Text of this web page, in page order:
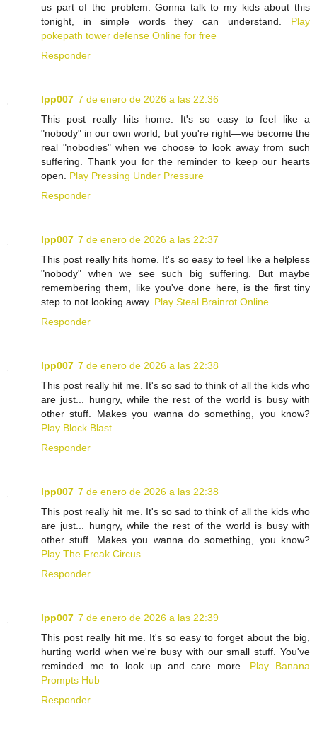
us part of the problem. Gonna talk to my kids about this
tonight, in simple words they can understand. Play
pokepath tower defense Online for free
Responder
lpp007 7 de enero de 2026 a las 22:36
This post really hits home. It's so easy to feel like a
"nobody" in our own world, but you're right—we become the
real "nobodies" when we choose to look away from such
suffering. Thank you for the reminder to keep our hearts
open. Play Pressing Under Pressure
Responder
lpp007 7 de enero de 2026 a las 22:37
This post really hits home. It's so easy to feel like a helpless
"nobody" when we see such big suffering. But maybe
remembering them, like you've done here, is the first tiny
step to not looking away. Play Steal Brainrot Online
Responder
lpp007 7 de enero de 2026 a las 22:38
This post really hit me. It's so sad to think of all the kids who
are just... hungry, while the rest of the world is busy with
other stuff. Makes you wanna do something, you know?
Play Block Blast
Responder
lpp007 7 de enero de 2026 a las 22:38
This post really hit me. It's so sad to think of all the kids who
are just... hungry, while the rest of the world is busy with
other stuff. Makes you wanna do something, you know?
Play The Freak Circus
Responder
lpp007 7 de enero de 2026 a las 22:39
This post really hit me. It's so easy to forget about the big,
hurting world when we're busy with our small stuff. You've
reminded me to look up and care more. Play Banana
Prompts Hub
Responder